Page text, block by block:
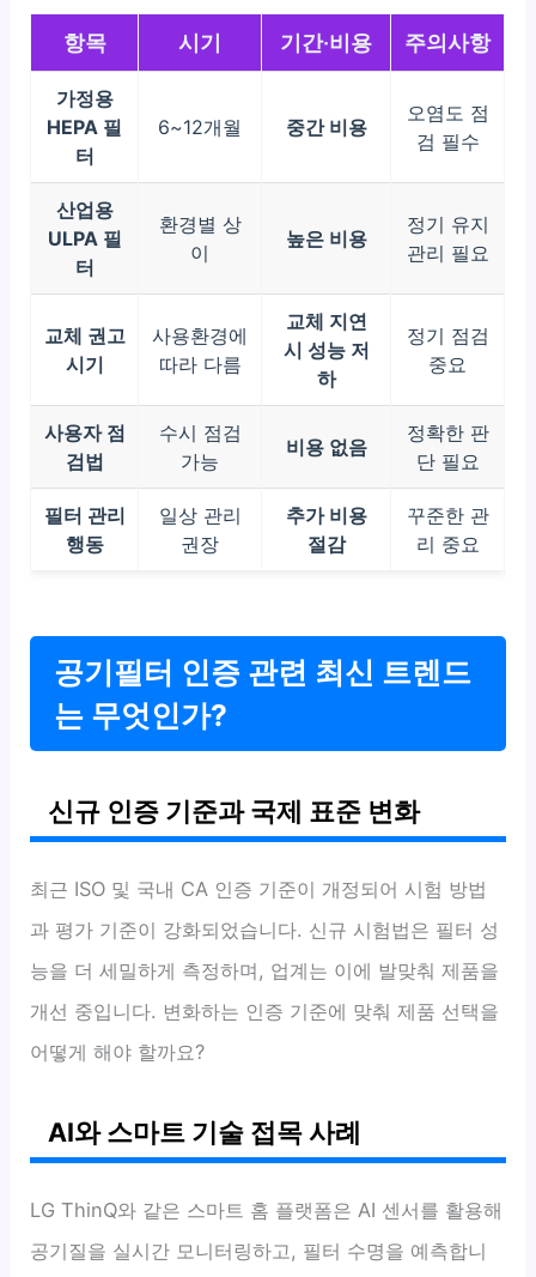
항목 시기 기간·비용 주의사항
가정용
HEPA 필
터
6~12개월 중간 비용
오염도 점
검 필수
산업용
ULPA 필
터
환경별 상
이
높은 비용
정기 유지
관리 필요
교체 권고
시기
사용환경에
따라 다름
교체 지연
시 성능 저
하
정기 점검
중요
사용자 점
검법
수시 점검
가능
비용 없음
정확한 판
단 필요
필터 관리
행동
일상 관리
권장
추가 비용
절감
꾸준한 관
리 중요
공기필터 인증 관련 최신 트렌드
는 무엇인가?
신규 인증 기준과 국제 표준 변화
최근 ISO 및 국내 CA 인증 기준이 개정되어 시험 방법
과 평가 기준이 강화되었습니다. 신규 시험법은 필터 성
능을 더 세밀하게 측정하며, 업계는 이에 발맞춰 제품을
개선 중입니다. 변화하는 인증 기준에 맞춰 제품 선택을
어떻게 해야 할까요?
AI와 스마트 기술 접목 사례
LG ThinQ와 같은 스마트 홈 플랫폼은 AI 센서를 활용해
공기질을 실시간 모니터링하고, 필터 수명을 예측합니